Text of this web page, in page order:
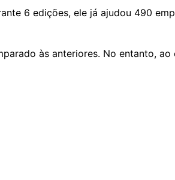
6 edições, ele já ajudou 490
às anteriores. No entanto,